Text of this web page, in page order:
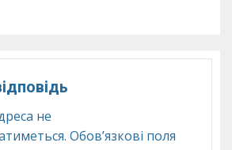
не
Обов’язкові поля